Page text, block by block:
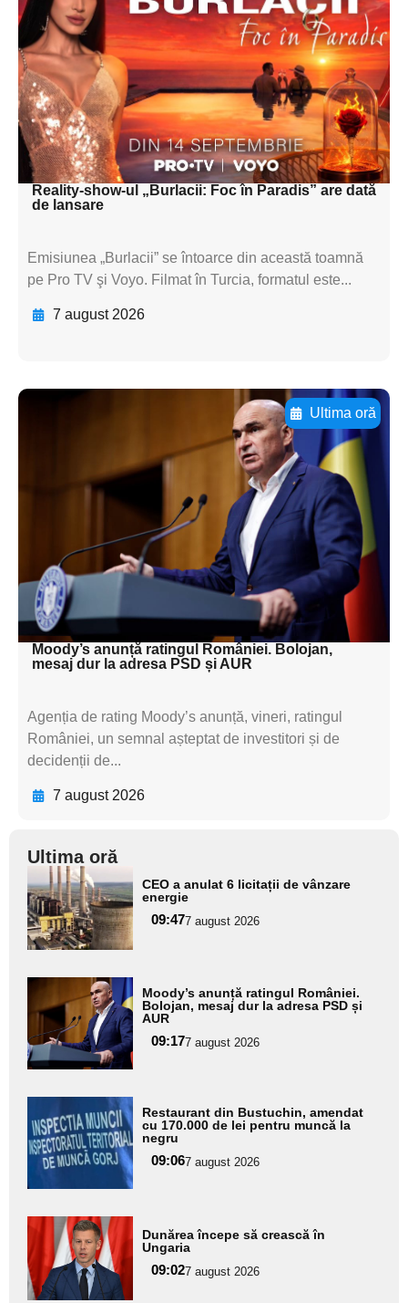
subtitluAdaugă aici
textul pentru
subtitluAdaugă aici
textul pentru
subtitluAdaugă aici
textul pentru subti
Reality-show-ul „Burlacii: Foc în Paradis” are dată
de lansare
Emisiunea „Burlacii” se întoarce din această toamnă
pe Pro TV şi Voyo. Filmat în Turcia, formatul este...
7 august 2026
Ultima oră
Adaugă aici textul pentru
subtitluAdaugă aici
textul pentru
subtitluAdaugă aici
textul pentru
subtitluAdaugă aici
textul pentru subti
Moody’s anunță ratingul României. Bolojan,
mesaj dur la adresa PSD și AUR
Agenția de rating Moody’s anunță, vineri, ratingul
României, un semnal așteptat de investitori și de
decidenții de...
7 august 2026
Ultima oră
Adaugă
aici textul
pentru
subtitlu
CEO a anulat 6 licitații de vânzare
energie
09:477 august 2026
Adaugă
aici textul
pentru
subtitlu
Moody’s anunță ratingul României.
Bolojan, mesaj dur la adresa PSD și
AUR
09:177 august 2026
Adaugă
aici textul
pentru
subtitlu
Restaurant din Bustuchin, amendat
cu 170.000 de lei pentru muncă la
negru
09:067 august 2026
Adaugă
aici textul
pentru
subtitlu
Dunărea începe să crească în
Ungaria
09:027 august 2026